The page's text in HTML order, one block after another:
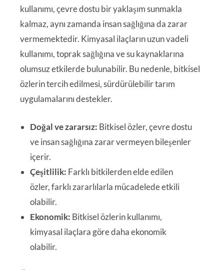
kullanımı, çevre dostu bir yaklaşım sunmakla
kalmaz, aynı zamanda insan sağlığına da zarar
vermemektedir. Kimyasal ilaçların uzun vadeli
kullanımı, toprak sağlığına ve su kaynaklarına
olumsuz etkilerde bulunabilir. Bu nedenle, bitkisel
özlerin tercih edilmesi, sürdürülebilir tarım
uygulamalarını destekler.
Doğal ve zararsız: Bitkisel özler, çevre dostu
ve insan sağlığına zarar vermeyen bileşenler
içerir.
Çeşitlilik: Farklı bitkilerden elde edilen
özler, farklı zararlılarla mücadelede etkili
olabilir.
Ekonomik: Bitkisel özlerin kullanımı,
kimyasal ilaçlara göre daha ekonomik
olabilir.